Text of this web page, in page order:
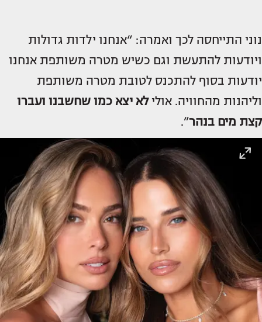
נוני התייחסה לכך ואמרה: “אנחנו ילדות גדולות
ויודעות להתעשת וגם כשיש מטרה משותפת אנחנו
יודעות בסוף להתכנס לטובת מטרה משותפת
וליהנות מהחוויה. אולילא יצא כמו שחשבנו ועברו
קצת מים בנהר”.